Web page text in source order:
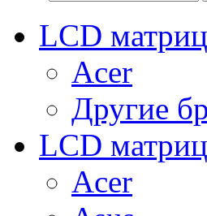
LCD
Acer
Другие
LCD
Acer